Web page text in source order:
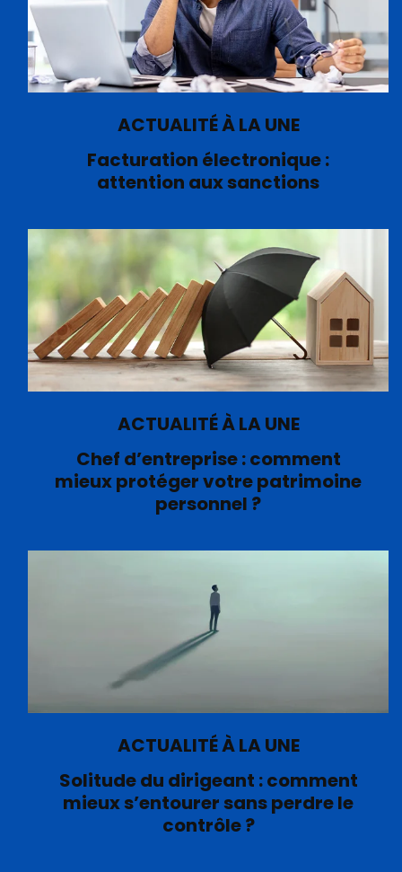
ACTUALITÉ À LA UNE
Facturation électronique :
attention aux sanctions
ACTUALITÉ À LA UNE
Chef d’entreprise : comment
mieux protéger votre patrimoine
personnel ?
ACTUALITÉ À LA UNE
Solitude du dirigeant : comment
mieux s’entourer sans perdre le
contrôle ?